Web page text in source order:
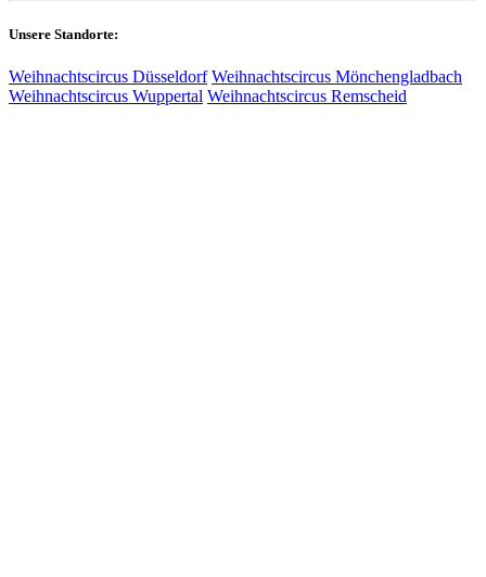
Unsere Standorte:
Weihnachtscircus Düsseldorf Weihnachtscircus Mönchengladbach
Weihnachtscircus Wuppertal Weihnachtscircus Remscheid